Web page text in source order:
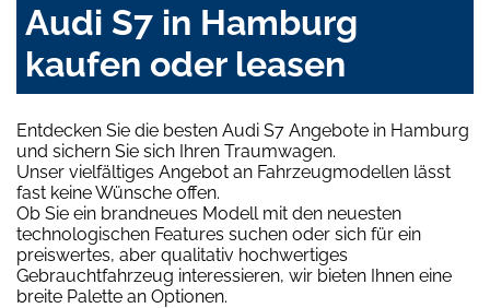
Audi S7 in Hamburg
kaufen oder leasen
Entdecken Sie die besten Audi S7 Angebote in Hamburg
und sichern Sie sich Ihren Traumwagen.
Unser vielfältiges Angebot an Fahrzeugmodellen lässt
fast keine Wünsche offen.
Ob Sie ein brandneues Modell mit den neuesten
technologischen Features suchen oder sich für ein
preiswertes, aber qualitativ hochwertiges
Gebrauchtfahrzeug interessieren, wir bieten Ihnen eine
breite Palette an Optionen.